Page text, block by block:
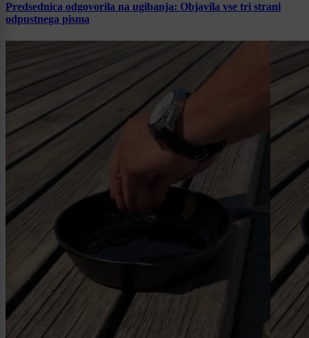
Predsednica odgovorila na ugibanja: Objavila vse tri strani
odpustnega pisma